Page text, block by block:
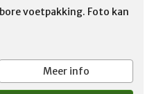
voetpakking. Foto kan
Meer info